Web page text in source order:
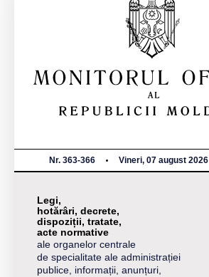
Nr. 363-366 Vineri, 07 august 2026
Legi,
hotărâri, decrete,
dispoziții, tratate,
acte normative
ale organelor centrale
de specialitate ale administrației
publice, informații, anunțuri,